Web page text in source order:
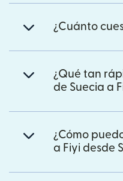
¿Cuánto
¿Qué tan
de Suecia a
¿Cómo
a Fiyi desde